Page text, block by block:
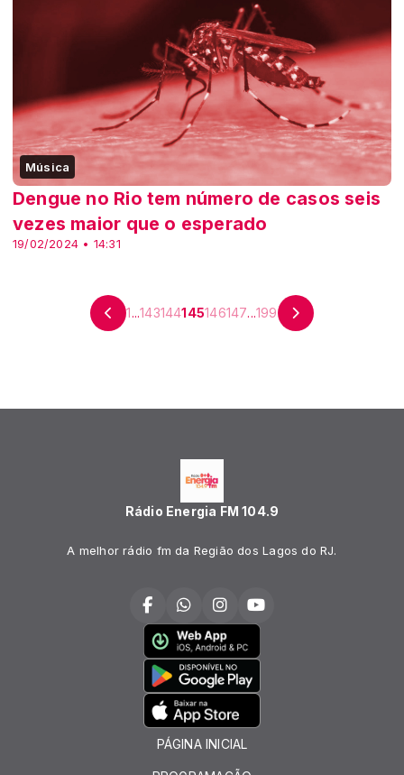
Música
19/02/2024 • 14:31
Dengue no Rio tem número de casos seis
vezes maior que o esperado
1...143144145146147...199
Rádio Energia FM 104.9
A melhor rádio fm da Região dos Lagos do RJ.
PÁGINA INICIAL